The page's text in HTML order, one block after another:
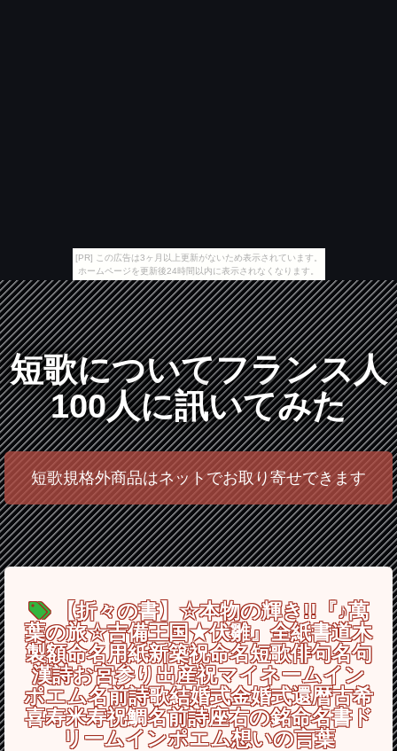
[PR] この広告は3ヶ月以上更新がないため表示されています。
ホームページを更新後24時間以内に表示されなくなります。
短歌についてフランス人
100人に訊いてみた
短歌規格外商品はネットでお取り寄せできます
【折々の書】☆本物の輝き!!『♪萬
葉の旅☆吉備王国★伏雛』全紙書道木
製額命名用紙新築祝命名短歌俳句名句
漢詩お宮参り出産祝マイネームイン
ポエム名前詩歌結婚式金婚式還暦古希
喜寿米寿祝鯛名前詩座右の銘命名書ド
リームインポエム想いの言葉